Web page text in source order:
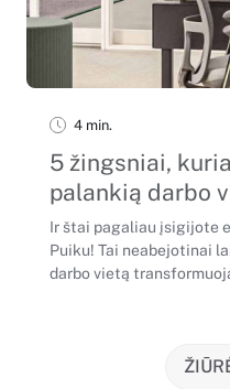
4 min.
5 žingsniai,
palankią darbo
Ir štai pagaliau įsigijote
Puiku! Tai neabejotinai
darbo vietą